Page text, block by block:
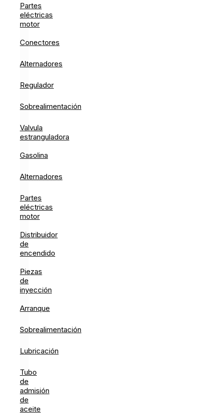
Partes
eléctricas
motor
Conectores
Alternadores
Regulador
Sobrealimentación
Valvula
estranguladora
Gasolina
Alternadores
Partes
eléctricas
motor
Distribuidor
de
encendido
Piezas
de
inyección
Arranque
Sobrealimentación
Lubricación
Tubo
de
admisión
de
aceite